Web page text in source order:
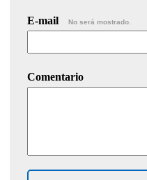
E-mail No será mostrado.
Comentario